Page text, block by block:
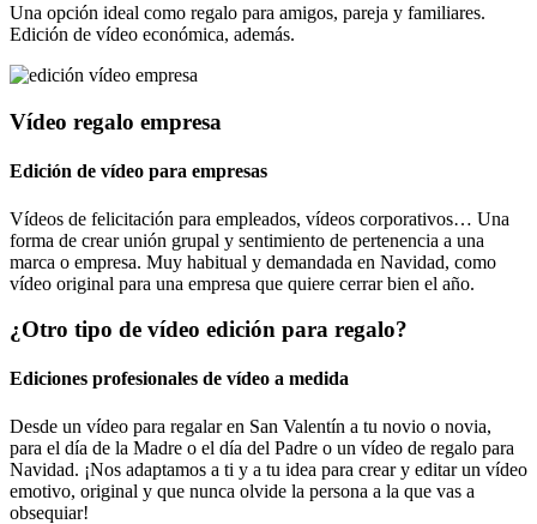
Una opción ideal como regalo para amigos, pareja y familiares.
Edición de vídeo económica, además.
Vídeo regalo empresa
Edición de vídeo para empresas
Vídeos de felicitación para empleados, vídeos corporativos… Una
forma de crear unión grupal y sentimiento de pertenencia a una
marca o empresa. Muy habitual y demandada en Navidad, como
vídeo original para una empresa que quiere cerrar bien el año.
¿Otro tipo de vídeo edición para regalo?
Ediciones profesionales de vídeo a medida
Desde un vídeo para regalar en San Valentín a tu novio o novia,
para el día de la Madre o el día del Padre o un vídeo de regalo para
Navidad. ¡Nos adaptamos a ti y a tu idea para crear y editar un vídeo
emotivo, original y que nunca olvide la persona a la que vas a
obsequiar!